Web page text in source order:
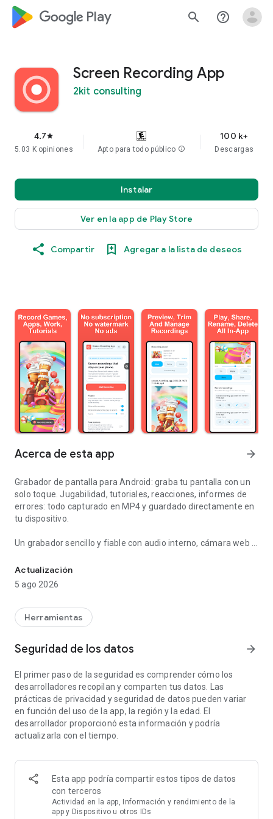
google_logo Play search help_outline
Screen Recording App
2kit consulting
4.7star
5.03 K opiniones Apto para todo público info
100 k+
Descargas
Instalar
Ver en la app de Play Store
Compartir Agregar a la lista de deseos
Acerca de esta app arrow_forward
Grabador de pantalla para Android: graba tu pantalla con un
solo toque. Jugabilidad, tutoriales, reacciones, informes de
errores: todo capturado en MP4 y guardado directamente en
tu dispositivo.
Un grabador sencillo y fiable con audio interno, cámara web y
• Sin marca de agua
• Sin anuncios
• No se sube a tu dispositivo: las grabaciones permanecen en
él
COMPATIBLE CON SAMSUNG GALAXY
Una aplicación que se adapta a tu dispositivo. Samsung
Galaxy, Pixel, Xiaomi, OnePlus y todas las principales marcas
de Android.
• Teléfonos y tabletas: grabador con un solo toque, en modo
• Android TV: interfaz nativa con control de calidad y audio.
Guarda en el almacenamiento interno o en una unidad USB.
GRABACIÓN PRINCIPAL
• Graba cualquier aplicación o pantalla de inicio en formato
Actualización
5 ago 2026
Herramientas
Seguridad de los datos arrow_forward
El primer paso de la seguridad es comprender cómo los
desarrolladores recopilan y comparten tus datos. Las
prácticas de privacidad y seguridad de datos pueden variar
en función del uso de la app, la región y la edad. El
desarrollador proporcionó esta información y podría
actualizarla con el tiempo.
Esta app podría compartir estos tipos de datos
con terceros
Actividad en la app, Información y rendimiento de la
app y Dispositivo u otros IDs